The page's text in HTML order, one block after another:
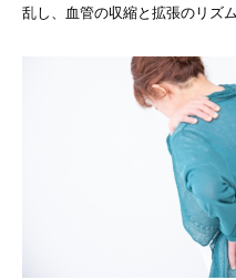
乱し、血管の収縮と拡張のリズ